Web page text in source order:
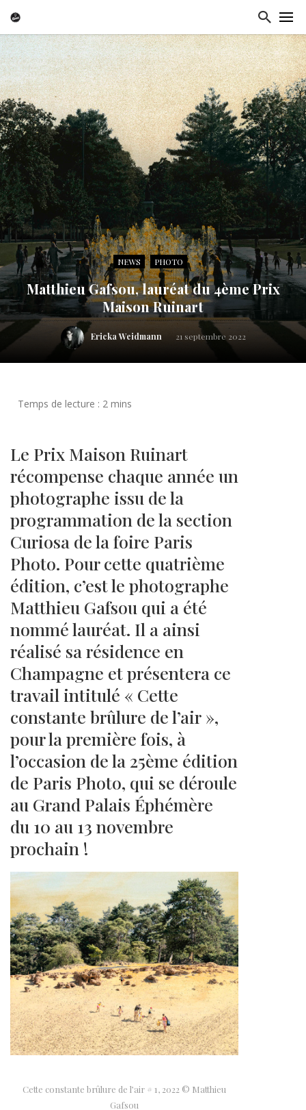
NEWS PHOTO
Matthieu Gafsou, lauréat du 4ème Prix
Maison Ruinart
Ericka Weidmann 21 septembre 2022
Le Prix Maison Ruinart
récompense chaque année un
photographe issu de la
programmation de la section
Curiosa de la foire Paris
Photo. Pour cette quatrième
édition, c’est le photographe
Matthieu Gafsou qui a été
nommé lauréat. Il a ainsi
réalisé sa résidence en
Champagne et présentera ce
travail intitulé « Cette
constante brûlure de l’air »,
pour la première fois, à
l’occasion de la 25ème édition
de Paris Photo, qui se déroule
au Grand Palais Éphémère
du 10 au 13 novembre
prochain !
Cette constante brûlure de l’air # 1, 2022 © Matthieu
Gafsou